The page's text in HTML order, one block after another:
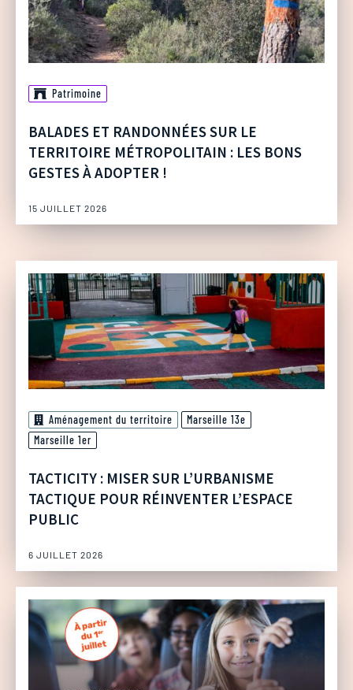
Patrimoine
BALADES ET RANDONNÉES SUR LE
TERRITOIRE MÉTROPOLITAIN : LES BONS
GESTES À ADOPTER !
15 JUILLET 2026
Aménagement du territoire
Marseille 13e
Marseille 1er
TACTICITY : MISER SUR L’URBANISME
TACTIQUE POUR RÉINVENTER L’ESPACE
PUBLIC
6 JUILLET 2026